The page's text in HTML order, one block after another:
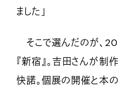
ました」
そこで選んだのが、
『新宿』。吉田さんが制
快諾。個展の開催と本